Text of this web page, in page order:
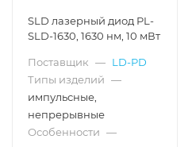
SLD лазерный диод PL-
SLD-1630, 1630 нм, 10 мВт
Поставщик — LD-PD
Типы изделий —
импульсные,
непрерывные
Особенности —